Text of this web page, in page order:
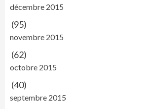
décembre 2015
(95)
novembre 2015
(62)
octobre 2015
(40)
septembre 2015